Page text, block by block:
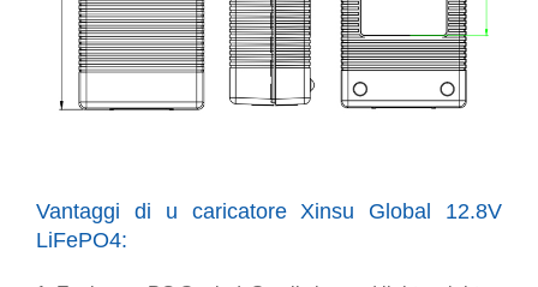
Vantaggi di u caricatore Xinsu Global 12.8V
LiFePO4: